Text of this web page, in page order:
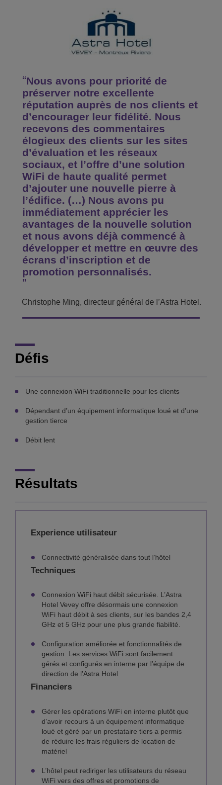
Nous avons pour priorité de
préserver notre excellente
réputation auprès de nos clients et
d’encourager leur fidélité. Nous
recevons des commentaires
élogieux des clients sur les sites
d’évaluation et les réseaux
sociaux, et l’offre d’une solution
WiFi de haute qualité permet
d’ajouter une nouvelle pierre à
l’édifice. (…) Nous avons pu
immédiatement apprécier les
avantages de la nouvelle solution
et nous avons déjà commencé à
développer et mettre en œuvre des
écrans d’inscription et de
promotion personnalisés.
Christophe Ming, directeur général de l’Astra Hotel.
Défis
Une connexion WiFi traditionnelle pour les clients
Dépendant d’un équipement informatique loué et d’une
gestion tierce
Débit lent
Résultats
Experience utilisateur
Connectivité généralisée dans tout l’hôtel
Techniques
Connexion WiFi haut débit sécurisée. L’Astra
Hotel Vevey offre désormais une connexion
WiFi haut débit à ses clients, sur les bandes 2,4
GHz et 5 GHz pour une plus grande fiabilité.
Configuration améliorée et fonctionnalités de
gestion. Les services WiFi sont facilement
gérés et configurés en interne par l’équipe de
direction de l’Astra Hotel
Financiers
Gérer les opérations WiFi en interne plutôt que
d’avoir recours à un équipement informatique
loué et géré par un prestataire tiers a permis
de réduire les frais réguliers de location de
matériel
L’hôtel peut rediriger les utilisateurs du réseau
WiFi vers des offres et promotions de